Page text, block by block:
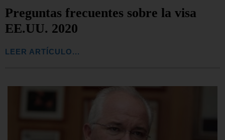
Preguntas frecuentes sobre la visa
EE.UU. 2020
LEER ARTÍCULO...